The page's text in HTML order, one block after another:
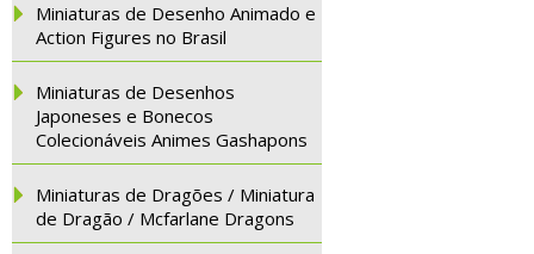
Miniaturas de Desenho Animado e
Action Figures no Brasil
Miniaturas de Desenhos
Japoneses e Bonecos
Colecionáveis Animes Gashapons
Miniaturas de Dragões / Miniatura
de Dragão / Mcfarlane Dragons